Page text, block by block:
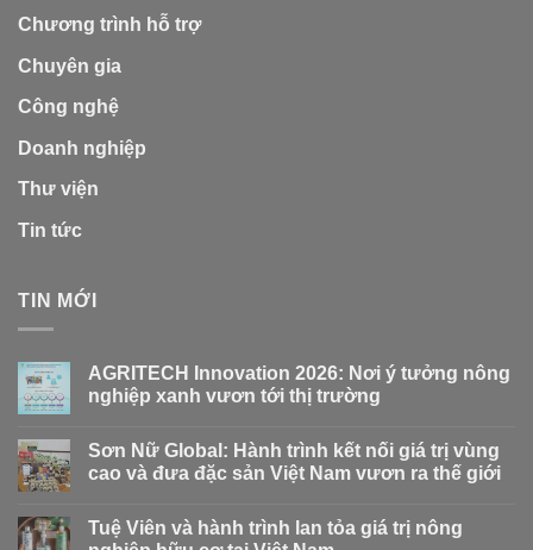
Chương trình hỗ trợ
Chuyên gia
Công nghệ
Doanh nghiệp
Thư viện
Tin tức
TIN MỚI
AGRITECH Innovation 2026: Nơi ý tưởng nông
nghiệp xanh vươn tới thị trường
Sơn Nữ Global: Hành trình kết nối giá trị vùng
cao và đưa đặc sản Việt Nam vươn ra thế giới
Tuệ Viên và hành trình lan tỏa giá trị nông